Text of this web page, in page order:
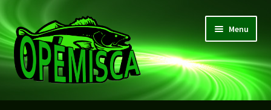
Aller
à
la
navigation
Aller
au
contenu
Menu
Accueil